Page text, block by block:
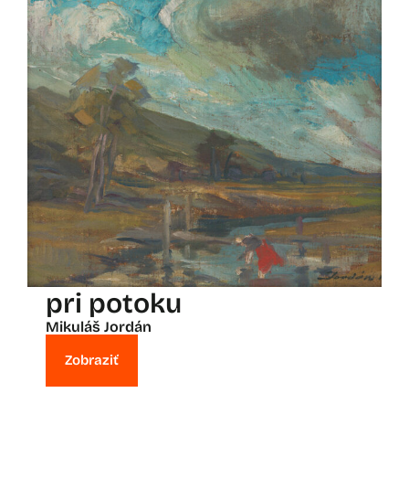
pri potoku
Mikuláš Jordán
Zobraziť